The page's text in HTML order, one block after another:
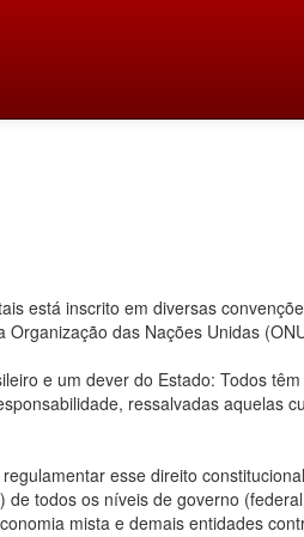
está inscrito em diversas
das Nações Unidas
e um dever do Estado: Todos
ressalvadas aquelas
esse direito
todos os níveis de governo
mista e demais entidades